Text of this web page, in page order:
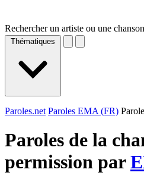
Rechercher un artiste ou une chanson
Thématiques
Paroles.net Paroles EMA (FR)
Paroles de la
permission par